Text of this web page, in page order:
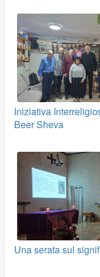
Iniziativa
Beer Sheva
Una serata sul